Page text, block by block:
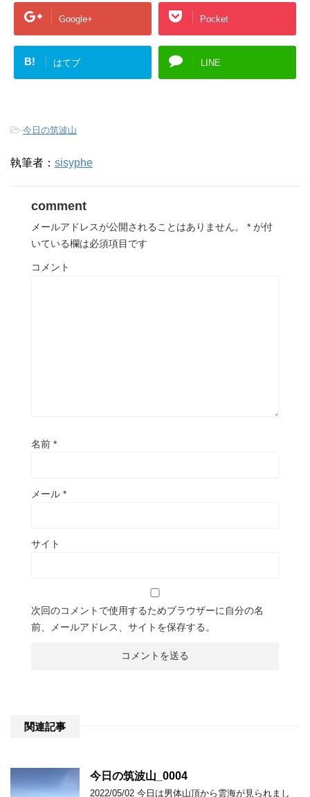
Google+ Pocket
B! はてブ LINE
-今日の筑波山
執筆者： sisyphe
comment
メールアドレスが公開されることはありません。 * が付
いている欄は必須項目です
コメント
名前 *
メール *
サイト
次回のコメントで使用するためブラウザーに自分の名
前、メールアドレス、サイトを保存する。
関連記事
今日の筑波山_0004
2022/05/02 今日は男体山頂から雲海が見られまし